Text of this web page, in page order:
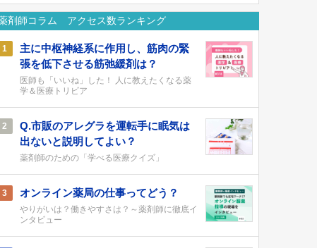
剤師コラム アクセス数ランキング
1
主に中枢神経系に作用し、筋肉の緊
張を低下させる筋弛緩剤は？
医師も「いいね」した！ 人に教えたくなる薬
学＆医療トリビア
2
Q.市販のアレグラを運転手に眠気は
出ないと説明してよい？
薬剤師のための「学べる医療クイズ」
3 オンライン薬局の仕事ってどう？
やりがいは？働きやすさは？～薬剤師に徹底イ
ンタビュー